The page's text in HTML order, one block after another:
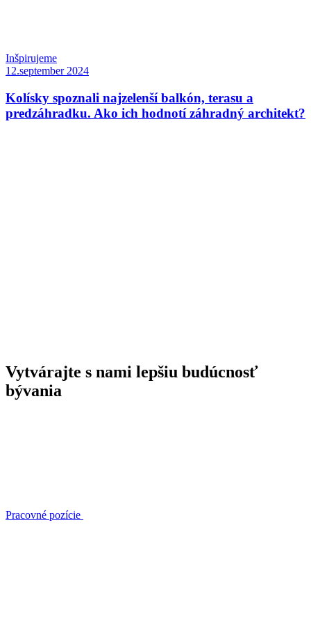
Inšpirujeme
12.september 2024
Kolísky spoznali najzelenší balkón, terasu a
predzáhradku. Ako ich hodnotí záhradný architekt?
Vytvárajte s nami lepšiu budúcnosť
bývania
Pracovné pozície